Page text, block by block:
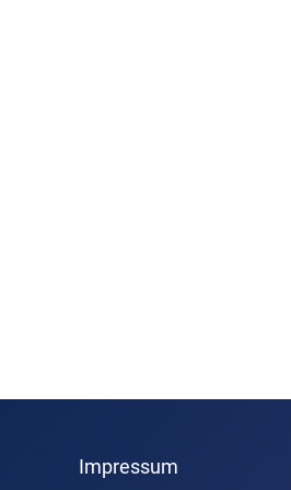
Impressum